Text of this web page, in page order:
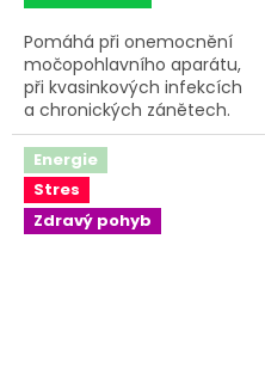
Pomáhá při onemocnění
močopohlavního aparátu,
při kvasinkových infekcích
a chronických zánětech.
Energie
Stres
Zdravý pohyb